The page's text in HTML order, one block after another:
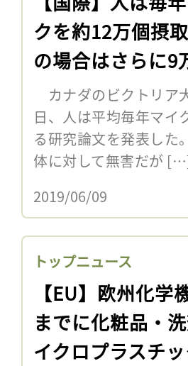
クを約12万個摂
の場合はさらに9
カナダのビクトリア
日、人は平均毎年マイ
る研究論文を発表した
体に対して無害だが
2019/06/09
トップニュース
【EU】欧州化学
までに化粧品・
イクロプラスチ